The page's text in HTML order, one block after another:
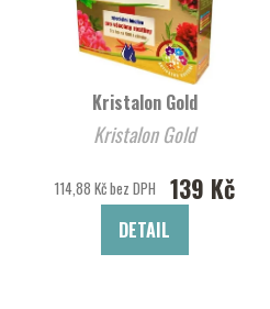
Kristalon Gold
Kristalon Gold
114,88 Kč bez DPH 139 Kč
DETAIL